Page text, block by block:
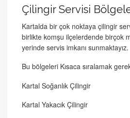
Çilingir Servisi
Kartalda bir çok noktaya çilingir
birlikte komşu ilçelerdende birçok
yerinde servis imkanı sunmaktayız.
Bu bölgeleri Kısaca sıralamak
Kartal Soğanlık Çilingir
Kartal Yakacık Çilingir